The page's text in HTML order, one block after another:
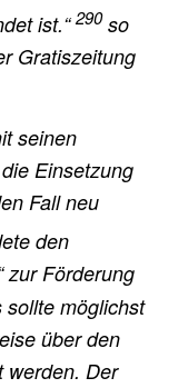
ist.“290so
Gratiszeitung
seinen
Einsetzung
Fall neu
den
zur Förderung
sollte möglichst
über den
werden. Der